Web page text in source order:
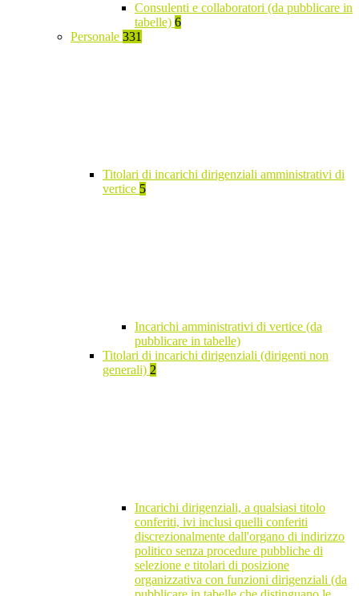
Consulenti e collaboratori (da pubblicare in
tabelle) 6
Personale 331
Titolari di incarichi dirigenziali amministrativi di
vertice 5
Incarichi amministrativi di vertice (da
pubblicare in tabelle)
Titolari di incarichi dirigenziali (dirigenti non
generali) 2
Incarichi dirigenziali, a qualsiasi titolo
conferiti, ivi inclusi quelli conferiti
discrezionalmente dall'organo di indirizzo
politico senza procedure pubbliche di
selezione e titolari di posizione
organizzativa con funzioni dirigenziali (da